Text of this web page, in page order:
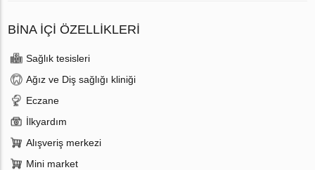
BINA İÇI ÖZELLIKLERI
Sağlık tesisleri
Ağız ve Diş sağlığı kliniği
Eczane
İlkyardım
Alışveriş merkezi
Mini market